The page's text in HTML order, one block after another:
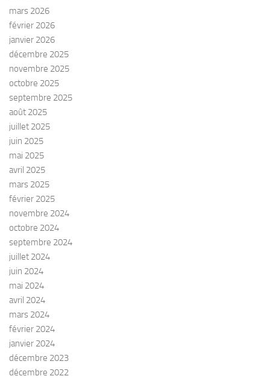
mars 2026
février 2026
janvier 2026
décembre 2025
novembre 2025
octobre 2025
septembre 2025
août 2025
juillet 2025
juin 2025
mai 2025
avril 2025
mars 2025
février 2025
novembre 2024
octobre 2024
septembre 2024
juillet 2024
juin 2024
mai 2024
avril 2024
mars 2024
février 2024
janvier 2024
décembre 2023
décembre 2022